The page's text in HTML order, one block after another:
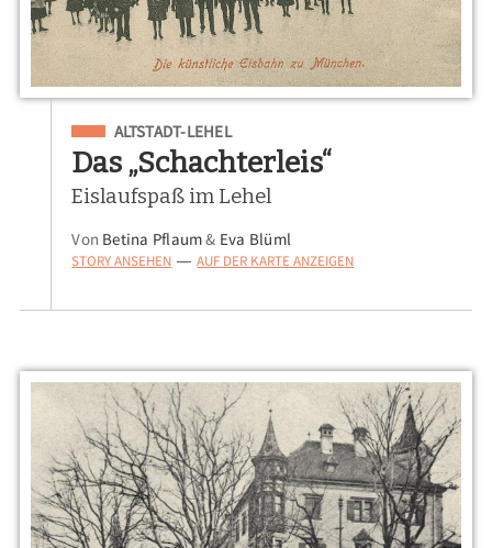
Eingeordnet unter
ALTSTADT-LEHEL
Das „Schachterleis“
Eislaufspaß im Lehel
Von Betina Pflaum& Eva Blüml
STORY ANSEHEN — AUF DER KARTE ANZEIGEN